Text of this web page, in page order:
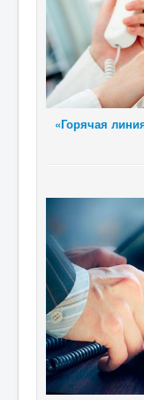
«Горячая